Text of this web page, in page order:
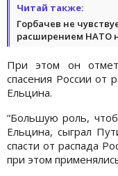
Читай также:
Горбачев не
расширением НАТО
При этом он
спасения России от
Ельцина.
“Большую роль,
Ельцина, сыграл
спасти от распада
при этом